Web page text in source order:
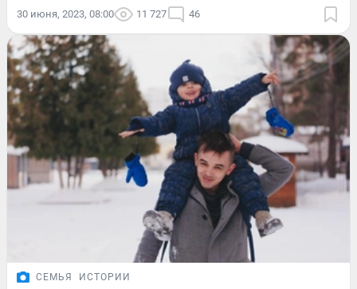
30 июня, 2023, 08:00 11 727 46
СЕМЬЯ ИСТОРИИ